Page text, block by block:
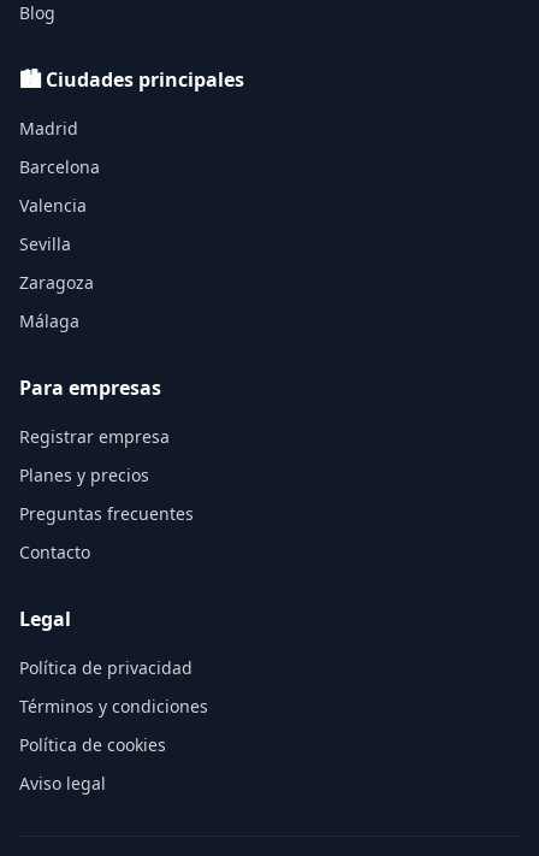
Blog
🏙️ Ciudades principales
Madrid
Barcelona
Valencia
Sevilla
Zaragoza
Málaga
Para empresas
Registrar empresa
Planes y precios
Preguntas frecuentes
Contacto
Legal
Política de privacidad
Términos y condiciones
Política de cookies
Aviso legal